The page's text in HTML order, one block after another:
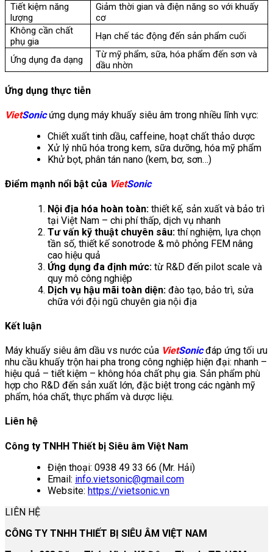
Tiết kiệm năng
lượng
Giảm thời gian và điện năng so với khuấy
cơ
Không cần chất
phụ gia
Hạn chế tác động đến sản phẩm cuối
Ứng dụng đa dạng
Từ mỹ phẩm, sữa, hóa phẩm đến sơn và
dầu nhờn
Ứng dụng thực tiễn
VietSonicứng dụng máy khuấy siêu âm trong nhiều lĩnh vực:
Chiết xuất tinh dầu, caffeine, hoạt chất thảo dược
Xử lý nhũ hóa trong kem, sữa dưỡng, hóa mỹ phẩm
Khử bọt, phân tán nano (kem, bơ, sơn…)
Điểm mạnh nổi bật của VietSonic
Nội địa hóa hoàn toàn: thiết kế, sản xuất và bảo trì
tại Việt Nam – chi phí thấp, dịch vụ nhanh
Tư vấn kỹ thuật chuyên sâu: thí nghiệm, lựa chọn
tần số, thiết kế sonotrode & mô phỏng FEM nâng
cao hiệu quả
Ứng dụng đa định mức: từ R&D đến pilot scale và
quy mô công nghiệp
Dịch vụ hậu mãi toàn diện: đào tạo, bảo trì, sửa
chữa với đội ngũ chuyên gia nội địa
Kết luận
Máy khuấy siêu âm dầu vs nước của VietSonicđáp ứng tối ưu
nhu cầu khuấy trộn hai pha trong công nghiệp hiện đại: nhanh –
hiệu quả – tiết kiệm – không hóa chất phụ gia. Sản phẩm phù
hợp cho R&D đến sản xuất lớn, đặc biệt trong các ngành mỹ
phẩm, hóa chất, thực phẩm và dược liệu.
Liên hệ
Công ty TNHH Thiết bị Siêu âm Việt Nam
Điện thoại: 0938 49 33 66 (Mr. Hải)
Email: info.vietsonic@gmail.com
Website: https://vietsonic.vn
LIÊN HỆ
CÔNG TY TNHH THIẾT BỊ SIÊU ÂM VIỆT NAM